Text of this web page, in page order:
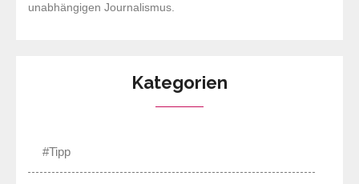
unabhängigen Journalismus.
Kategorien
#Tipp